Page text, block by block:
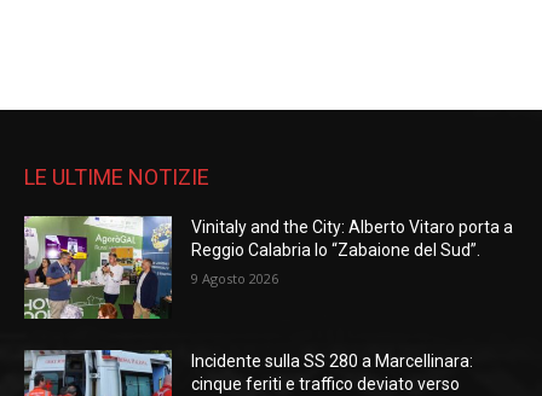
LE ULTIME NOTIZIE
Vinitaly and the City: Alberto Vitaro porta a
Reggio Calabria lo “Zabaione del Sud”.
9 Agosto 2026
Incidente sulla SS 280 a Marcellinara:
cinque feriti e traffico deviato verso